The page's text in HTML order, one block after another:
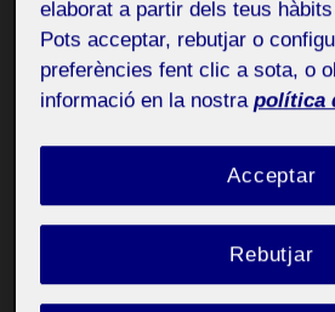
Doncs bé, un cop fet una ullada a
d’internet es ven poca cosa, els
xarxes socials i algun contigut que
petit al Youtube, tambe alguns
partits de futbol i estadístiques de
no utilitzo molt les xarxes,
treure sobre mi en elles, mai m’ha
molta cosa de mi ni de les
elaborat a partir dels teus
Pots acceptar, rebutjar o
preferències fent clic a sota, o
informació en la nostra política
Rebutjar
Acceptar